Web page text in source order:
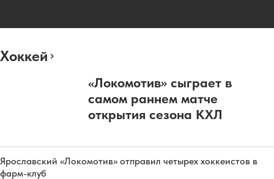
Хоккей
«Локомотив» сыграет в
самом раннем матче
открытия сезона КХЛ
Ярославский «Локомотив» отправил четырех хоккеистов в
фарм-клуб